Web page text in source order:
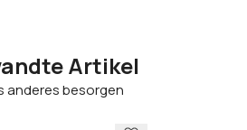
Artikel
anderes besorgen